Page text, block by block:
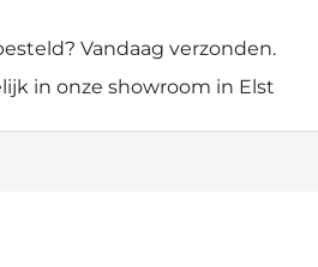
Vandaag verzonden.
in onze showroom in Elst